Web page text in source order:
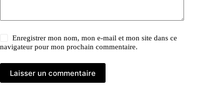
Enregistrer mon nom, mon e-mail et mon site dans ce
navigateur pour mon prochain commentaire.
Laisser un commentaire